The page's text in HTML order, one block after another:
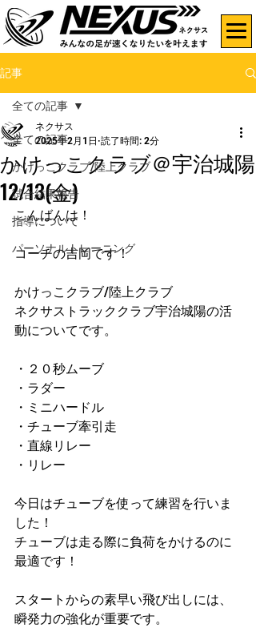
記事
全ての記事
かけっこクラブ/陸上クラブ
試合結果報告
指導について
パーソナルトレーニング
全ての記事
かけっこクラブ＠宇治城陽
12/13(金)
ネクサス
2025年2月1日 読了時間: 2分
こんばんは！
コーチの吉岡です！
かけっこクラブ/陸上クラブ
ネクサストラッククラブ宇治城陽の活
動についてです。
・２０秒ムーブ
・ラダー
・ミニハードル
・チューブ牽引走
・直線リレー
・リレー
今日はチューブを使って練習を行いま
した！
チューブは走る際に負荷をかけるのに
最適です！
スタートからの素早い飛び出しには、
瞬発力の強化が重要です。